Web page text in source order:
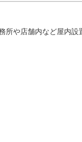
所や店舗内など屋内設